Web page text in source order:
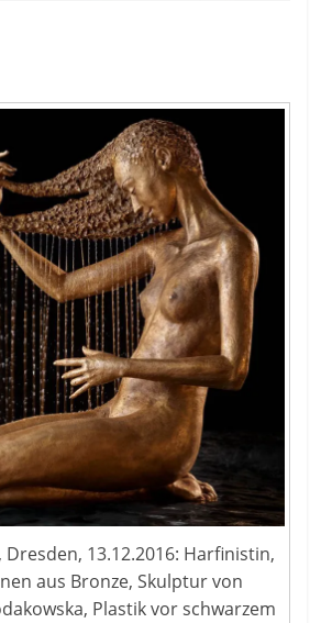
Dresden, 13.12.2016: Harfinistin,
aus Bronze, Skulptur von
Plastik vor schwarzem